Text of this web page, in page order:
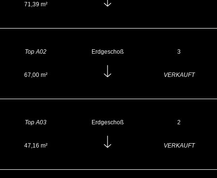
71,39 m²
Top A02 Erdgeschoß 3
67,00 m² VERKAUFT
Top A03 Erdgeschoß 2
47,16 m² VERKAUFT